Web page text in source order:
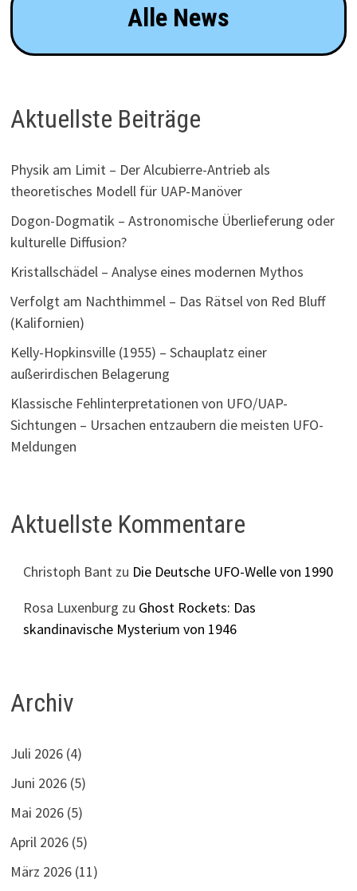
Alle News
Aktuellste Beiträge
Physik am Limit – Der Alcubierre-Antrieb als
theoretisches Modell für UAP-Manöver
Dogon-Dogmatik – Astronomische Überlieferung oder
kulturelle Diffusion?
Kristallschädel – Analyse eines modernen Mythos
Verfolgt am Nachthimmel – Das Rätsel von Red Bluff
(Kalifornien)
Kelly-Hopkinsville (1955) – Schauplatz einer
außerirdischen Belagerung
Klassische Fehlinterpretationen von UFO/UAP-
Sichtungen – Ursachen entzaubern die meisten UFO-
Meldungen
Aktuellste Kommentare
Christoph Bant zu Die Deutsche UFO-Welle von 1990
Rosa Luxenburg zu Ghost Rockets: Das
skandinavische Mysterium von 1946
Archiv
Juli 2026 (4)
Juni 2026 (5)
Mai 2026 (5)
April 2026 (5)
März 2026 (11)